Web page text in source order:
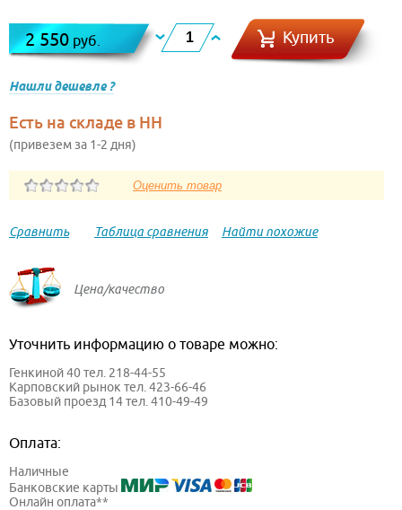
2 550 руб. Купить
Нашли дешевле ?
Есть на складе в НН
(привезем за 1-2 дня)
Сравнить Таблица сравнения Найти похожие
Цена/качество
Уточнить информацию о товаре можно:
Генкиной 40 тел. 218-44-55
Карповский рынок тел. 423-66-46
Базовый проезд 14 тел. 410-49-49
Оплата:
Наличные
Банковские карты
Онлайн оплата**